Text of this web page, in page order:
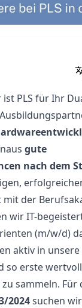
PLS für Ihr
gute
nach dem
der
wir IT-
(m/w/d)
aktiv in
so erste
sammeln. Für
2024suchen wir